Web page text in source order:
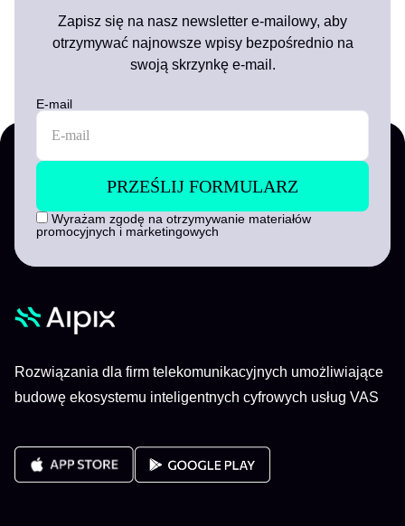
Zapisz się na nasz newsletter e-mailowy, aby
otrzymywać najnowsze wpisy bezpośrednio na
swoją skrzynkę e-mail.
E-mail
Wyrażam zgodę na otrzymywanie materiałów
promocyjnych i marketingowych
Rozwiązania dla firm telekomunikacyjnych umożliwiające
budowę ekosystemu inteligentnych cyfrowych usług VAS